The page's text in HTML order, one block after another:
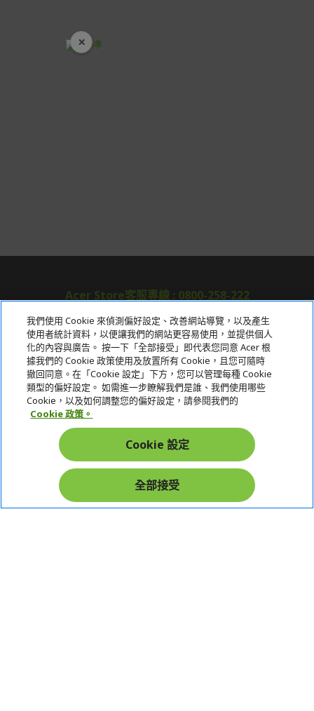
Acer Store客服專線 : 0800-258-222
關於宏碁
服務
宏碁網路商城
在社群上追蹤 Acer
× 開學裝備全面降價
我們使用 Cookie 來偵測偏好設定、改善網站導覽，以及產生
使用者統計資料，以便讓我們的網站更容易使用，並提供個人
化的內容與廣告。 按一下「全部接受」即代表您同意 Acer 根
據我們的 Cookie 政策使用及放置所有 Cookie，且您可隨時
撤回同意。在「Cookie 設定」下方，您可以管理每種 Cookie
類型的偏好設定。 如需進一步瞭解我們是誰、我們使用哪些
Cookie，以及如何調整您的偏好設定，請參閱我們的
Cookie 政策。
Cookie 設定
全部接受